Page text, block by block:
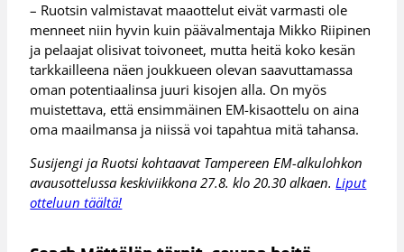
– Ruotsin valmistavat maaottelut eivät varmasti ole
menneet niin hyvin kuin päävalmentaja Mikko Riipinen
ja pelaajat olisivat toivoneet, mutta heitä koko kesän
tarkkailleena näen joukkueen olevan saavuttamassa
oman potentiaalinsa juuri kisojen alla. On myös
muistettava, että ensimmäinen EM-kisaottelu on aina
oma maailmansa ja niissä voi tapahtua mitä tahansa.
Susijengi ja Ruotsi kohtaavat Tampereen EM-alkulohkon
avausottelussa keskiviikkona 27.8. klo 20.30 alkaen. Liput
otteluun täältä!